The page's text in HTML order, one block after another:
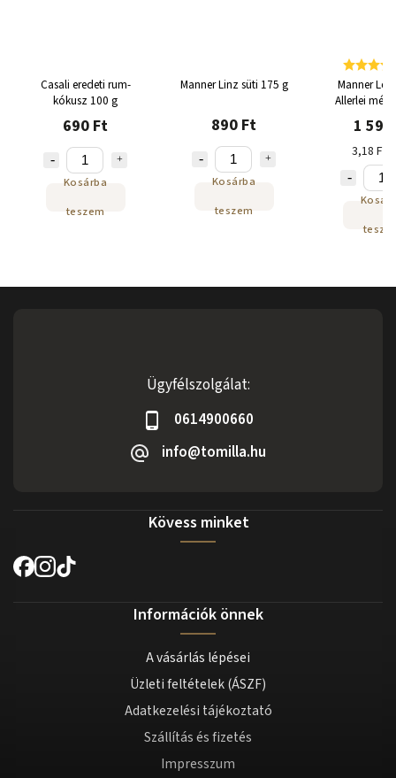
Casali eredeti rum-
kókusz 100 g
690 Ft
Kosárba
teszem
Manner Linz süti 175 g
890 Ft
Kosárba
teszem
Manner
Allerlei
500g
1
3,18 Ft
Ügyfélszolgálat:
0614900660
info@tomilla.hu
Kövess minket
Információk önnek
A vásárlás lépései
Üzleti feltételek (ÁSZF)
Adatkezelési tájékoztató
Szállítás és fizetés
Impresszum